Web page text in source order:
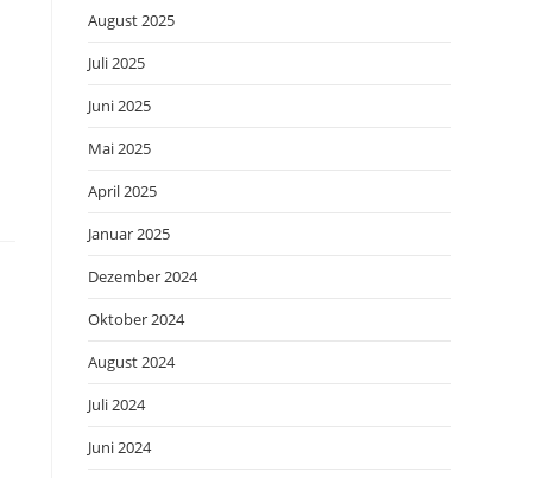
August 2025
Juli 2025
Juni 2025
Mai 2025
April 2025
Januar 2025
Dezember 2024
Oktober 2024
August 2024
Juli 2024
Juni 2024